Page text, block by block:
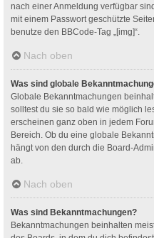
nach einer Anmeldung verfügbar
mit einem Passwort geschützte
benutze den BBCode-Tag „[img]“.
Nach oben
Was sind globale
Globale Bekanntmachungen
solltest du sie so bald wie möglich
erscheinen ganz oben in jedem
Bereich. Ob du eine globale
hängt von den durch die Board-
ab.
Nach oben
Was sind Bekanntmachungen?
Bekanntmachungen beinhalten